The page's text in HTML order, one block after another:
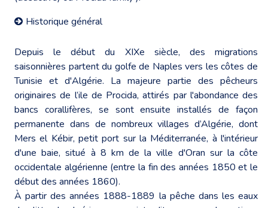
Historique général
Depuis le début du XIXe siècle, des migrations
saisonnières partent du golfe de Naples vers les côtes de
Tunisie et d'Algérie. La majeure partie des pêcheurs
originaires de l’ile de Procida, attirés par l'abondance des
bancs corallifères, se sont ensuite installés de façon
permanente dans de nombreux villages d’Algérie, dont
Mers el Kébir, petit port sur la Méditerranée, à l'intérieur
d'une baie, situé à 8 km de la ville d'Oran sur la côte
occidentale algérienne (entre la fin des années 1850 et le
début des années 1860).
À partir des années 1888-1889 la pêche dans les eaux